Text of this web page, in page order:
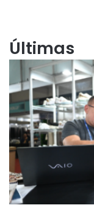
Últimas